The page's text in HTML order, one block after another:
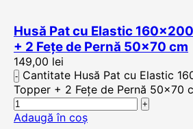
Husă Pat cu Elastic
+ 2 Fețe de Pernă 50×70 cm
149,00 lei
Cantitate Husă Pat cu Elastic
Topper + 2 Fețe de Pernă 50x70
Adaugă în coș